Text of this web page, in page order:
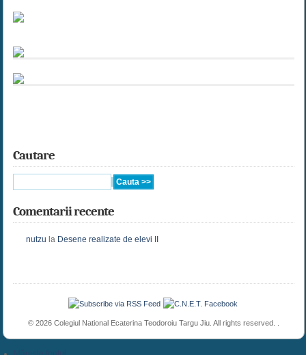
Cautare
Comentarii recente
nutzu la Desene realizate de elevi II
© 2026 Colegiul National Ecaterina Teodoroiu Targu Jiu. All rights reserved. .